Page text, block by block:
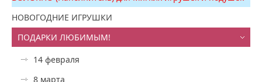
НОВОГОДНИЕ ИГРУШКИ
ПОДАРКИ ЛЮБИМЫМ!
14 февраля
8 марта